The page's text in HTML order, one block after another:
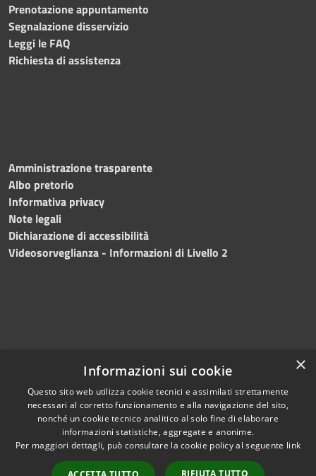
Prenotazione appuntamento
Segnalazione disservizio
Leggi le FAQ
Richiesta di assistenza
Amministrazione trasparente
Albo pretorio
Informativa privacy
Note legali
Dichiarazione di accessibilità
Videosorveglianza - Informazioni di Livello 2
Accessibilità
Privacy
Copyright © 2024 •
Comune di Mazara del
Vallo• Powered
byMunicipium• Redazione
×
Informazioni sui cookie
Questo sito web utilizza cookie tecnici e assimilati strettamente
necessari al corretto funzionamento e alla navigazione del sito,
nonché un cookie tecnico analitico al solo fine di elaborare
informazioni statistiche, aggregate e anonime.
Per maggiori dettagli, può consultare la cookie policy al seguente link
RIFIUTA TUTTO